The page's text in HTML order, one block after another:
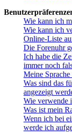
Wie kann ich
Wie kann ich
Online-Liste
Die Forenuhr
Ich habe die
immer noch
Meine
Was sind das
angezeigt
Wie verwende
Was ist mein
Wenn ich bei
werde ich